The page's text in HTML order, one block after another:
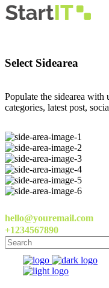
Select Sidearea
Populate the sidearea with
categories, latest post,
hello@youremail.com
+1234567890